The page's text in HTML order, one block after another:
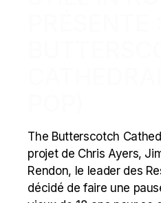
The Butterscotch
projet de Chris Ayers,
Rendon, le leader des
décidé de faire une